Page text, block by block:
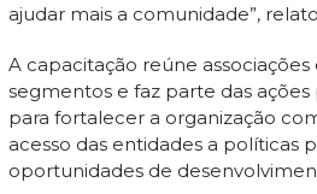
ajudar mais a comunidade”,
A capacitação reúne
segmentos e faz parte das
para fortalecer a organização
acesso das entidades a políticas
oportunidades de